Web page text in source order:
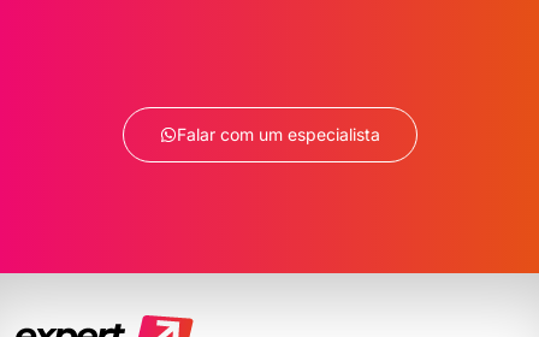
Falar com um especialista